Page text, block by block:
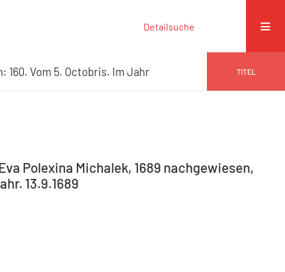
Detailsuche
160. Vom 5. Octobris. Im Jahr TITEL
Polexina Michalek, 1689 nachgewiesen,
13.9.1689